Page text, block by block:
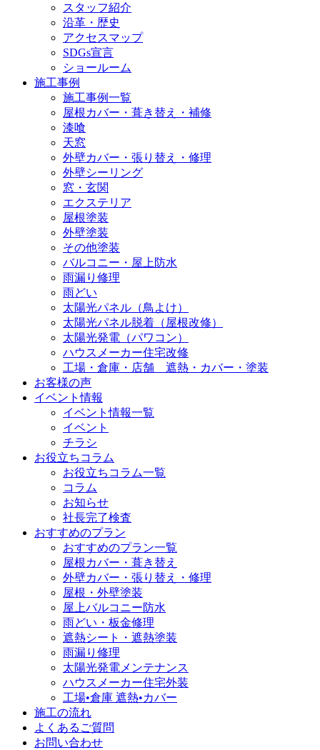
スタッフ紹介
沿革・歴史
アクセスマップ
SDGs宣言
ショールーム
施工事例
施工事例一覧
屋根カバー・葺き替え・補修
漆喰
天窓
外壁カバー・張り替え・修理
外壁シーリング
窓・玄関
エクステリア
屋根塗装
外壁塗装
その他塗装
バルコニー・屋上防水
雨漏り修理
雨どい
太陽光パネル（鳥よけ）
太陽光パネル脱着（屋根改修）
太陽光発電（パワコン）
ハウスメーカー住宅改修
工場・倉庫・店舗 遮熱・カバー・塗装
お客様の声
イベント情報
イベント情報一覧
イベント
チラシ
お役立ちコラム
お役立ちコラム一覧
コラム
お知らせ
社長完了検査
おすすめのプラン
おすすめのプラン一覧
屋根カバー・葺き替え
外壁カバー・張り替え・修理
屋根・外壁塗装
屋上バルコニー防水
雨どい・板金修理
遮熱シート・遮熱塗装
雨漏り修理
太陽光発電メンテナンス
ハウスメーカー住宅外装
工場•倉庫 遮熱•カバー
施工の流れ
よくあるご質問
お問い合わせ